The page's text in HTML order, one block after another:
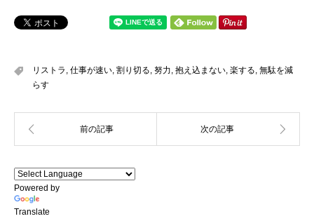
リストラ , 仕事が速い, 割り切る, 努力, 抱え込まない, 楽する, 無駄を減
らす
Powered by
Translate